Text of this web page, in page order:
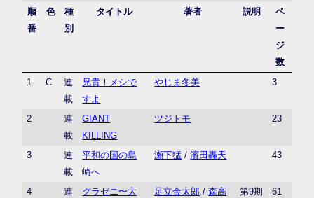
順
番
色
種
別
タイトル 著者 説明
ペ
ー
ジ
数
1
C
連
載
兄貴！メシで
すよ
やじま冬美 3
2
連
載
GIANT
KILLING
ツジトモ 23
3
連
載
平和の国の島
崎へ
瀬下猛 /濱田轟天 43
4
連
グラゼニ〜大
足立金太郎 /森高
第9期
61